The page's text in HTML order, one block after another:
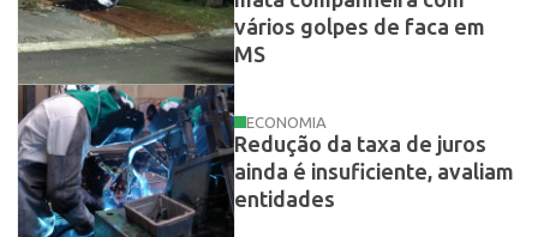
vários golpes de faca em
MS
ECONOMIA
Redução da taxa de juros
ainda é insuficiente, avaliam
entidades